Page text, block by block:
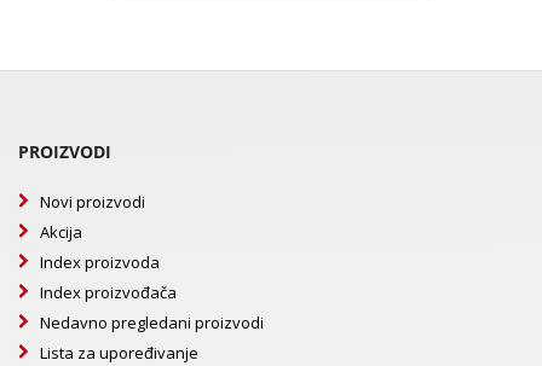
PROIZVODI
Novi proizvodi
Akcija
Index proizvoda
Index proizvođača
Nedavno pregledani proizvodi
Lista za upoređivanje